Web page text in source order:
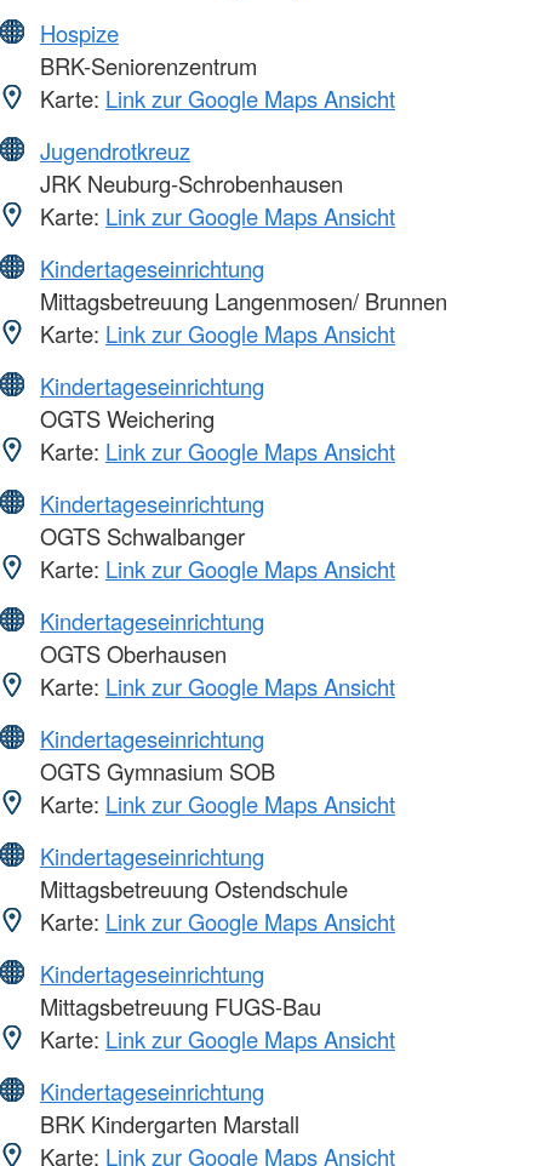
Hospize
BRK-Seniorenzentrum
Karte: Link zur Google Maps Ansicht
Jugendrotkreuz
JRK Neuburg-Schrobenhausen
Karte: Link zur Google Maps Ansicht
Kindertageseinrichtung
Mittagsbetreuung Langenmosen/ Brunnen
Karte: Link zur Google Maps Ansicht
Kindertageseinrichtung
OGTS Weichering
Karte: Link zur Google Maps Ansicht
Kindertageseinrichtung
OGTS Schwalbanger
Karte: Link zur Google Maps Ansicht
Kindertageseinrichtung
OGTS Oberhausen
Karte: Link zur Google Maps Ansicht
Kindertageseinrichtung
OGTS Gymnasium SOB
Karte: Link zur Google Maps Ansicht
Kindertageseinrichtung
Mittagsbetreuung Ostendschule
Karte: Link zur Google Maps Ansicht
Kindertageseinrichtung
Mittagsbetreuung FUGS-Bau
Karte: Link zur Google Maps Ansicht
Kindertageseinrichtung
BRK Kindergarten Marstall
Karte: Link zur Google Maps Ansicht